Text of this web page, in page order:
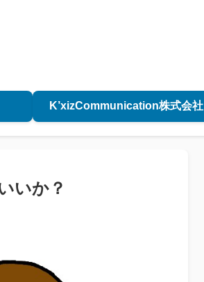
K’xizCommunication株式会社
いか？